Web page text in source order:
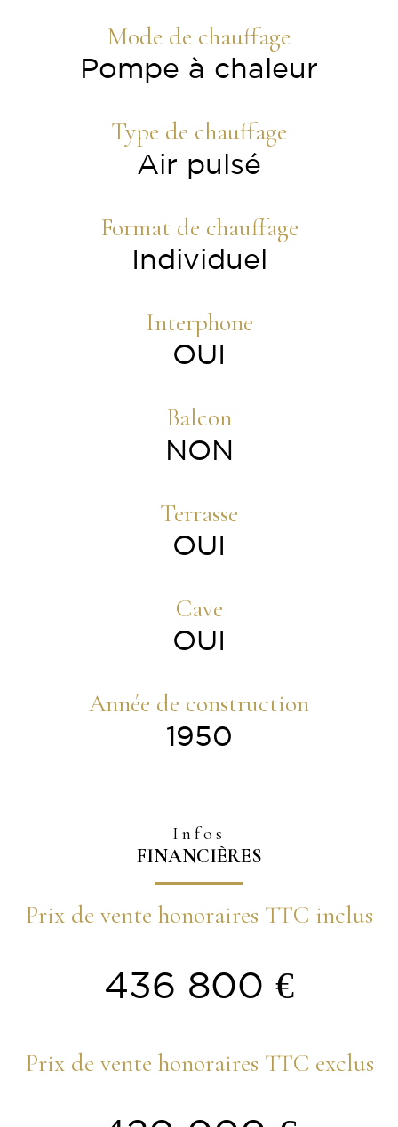
Mode de chauffage
Pompe à chaleur
Type de chauffage
Air pulsé
Format de chauffage
Individuel
Interphone
OUI
Balcon
NON
Terrasse
OUI
Cave
OUI
Année de construction
1950
Infos
FINANCIÈRES
Prix de vente honoraires TTC inclus
436 800 €
Prix de vente honoraires TTC exclus